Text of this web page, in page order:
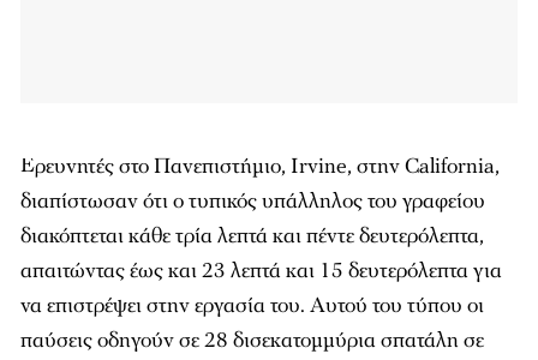
Ερευνητές στο Πανεπιστήμιο, Irvine, στην California,
διαπίστωσαν ότι ο τυπικός υπάλληλος του γραφείου
διακόπτεται κάθε τρία λεπτά και πέντε δευτερόλεπτα,
απαιτώντας έως και 23 λεπτά και 15 δευτερόλεπτα για
να επιστρέψει στην εργασία του. Αυτού του τύπου οι
παύσεις οδηγούν σε 28 δισεκατομμύρια σπατάλη σε